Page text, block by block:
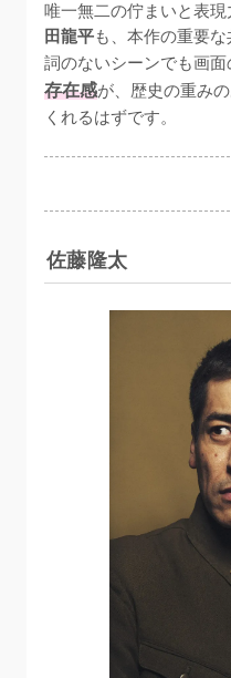
唯一無二の佇まいと表
田龍平も、本作の重要
詞のないシーンでも画
存在感が、歴史の重み
くれるはずです。
佐藤隆太